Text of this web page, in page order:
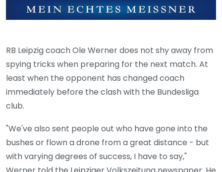
RB Leipzig coach Ole Werner does not shy away from
spying tricks when preparing for the next match. At
least when the opponent has changed coach
immediately before the clash with the Bundesliga
club.
"We've also sent people out who have gone into the
bushes or flown a drone from a great distance - but
with varying degrees of success, I have to say,"